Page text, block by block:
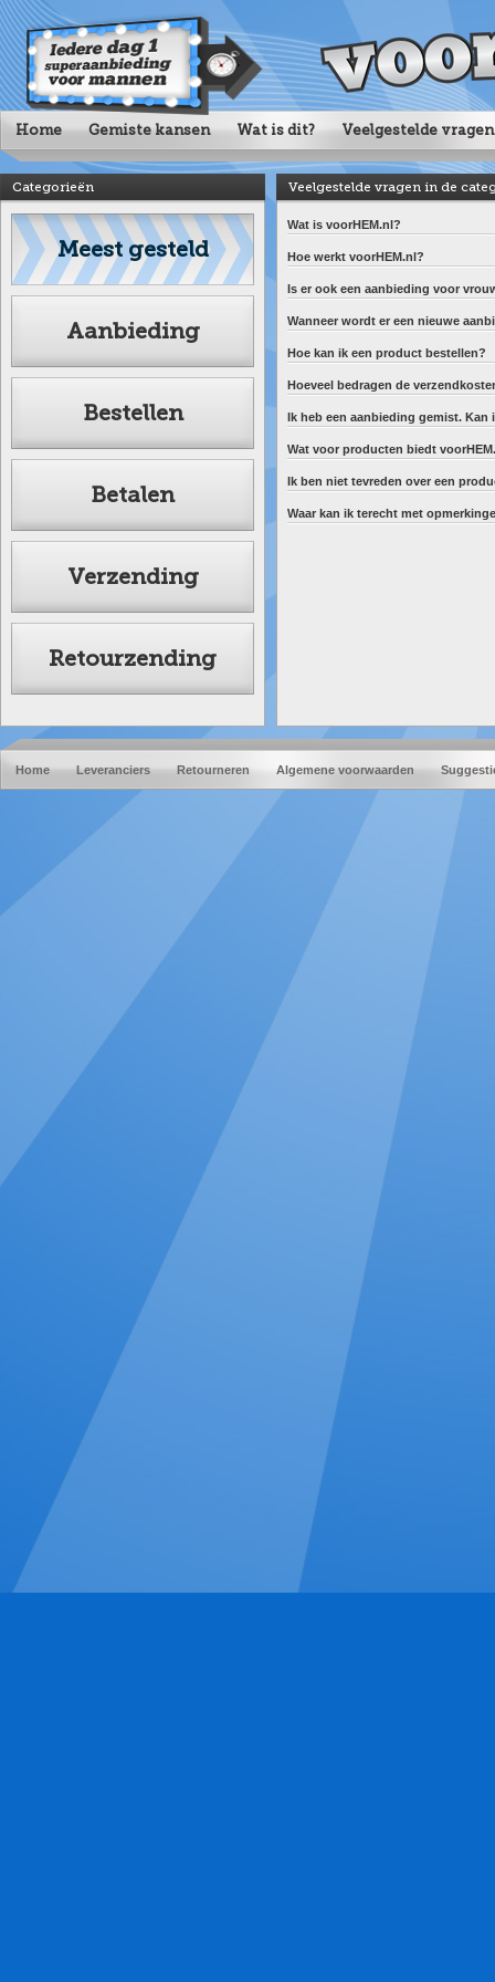
Home Gemiste kansen Wat is dit? Veelgestelde vragen
Categorieën
Meest gesteld
Aanbieding
Bestellen
Betalen
Verzending
Retourzending
Veelgestelde vragen in de
Wat is voorHEM.nl?
Hoe werkt voorHEM.nl?
Is er ook een aanbieding voor
Wanneer wordt er een nieuwe
Hoe kan ik een product bestellen?
Hoeveel bedragen de
Ik heb een aanbieding gemist. Kan
Wat voor producten biedt
Ik ben niet tevreden over een
Waar kan ik terecht met
Home Leveranciers Retourneren Algemene voorwaarden